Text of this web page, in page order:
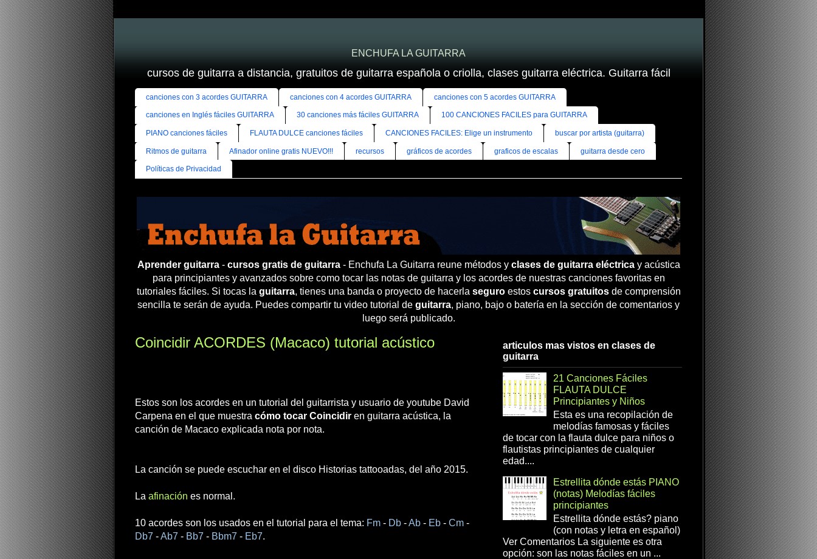
ENCHUFA LA GUITARRA
cursos de guitarra a distancia, gratuitos de guitarra española o criolla, clases guitarra eléctrica. Guitarra fácil
canciones con 3 acordes GUITARRA canciones con 4 acordes GUITARRA canciones con 5 acordes GUITARRA
canciones en Inglés fáciles GUITARRA 30 canciones más fáciles GUITARRA 100 CANCIONES FACILES para GUITARRA
PIANO canciones fáciles FLAUTA DULCE canciones fáciles CANCIONES FACILES: Elige un instrumento buscar por artista (guitarra)
Ritmos de guitarra Afinador online gratis NUEVO!!! recursos gráficos de acordes graficos de escalas guitarra desde cero
Políticas de Privacidad
Aprender guitarra- cursos gratis de guitarra- Enchufa La Guitarra reune métodos y clases de guitarra eléctricay acústica
para principiantes y avanzados sobre como tocar las notas de guitarra y los acordes de nuestras canciones favoritas en
tutoriales fáciles. Si tocas la guitarra, tienes una banda o proyecto de hacerla seguroestos cursos gratuitosde comprensión
sencilla te serán de ayuda. Puedes compartir tu video tutorial de guitarra, piano, bajo o batería en la sección de comentarios y
luego será publicado.
Coincidir ACORDES (Macaco) tutorial acústico
Estos son los acordes en un tutorial del guitarrista y usuario de youtube David
Carpena en el que muestra cómo tocar Coincidir en guitarra acústica, la
canción de Macaco explicada nota por nota.
La canción se puede escuchar en el disco Historias tattooadas, del año 2015.
La afinación es normal.
10 acordes son los usados en el tutorial para el tema: Fm - Db -Ab - Eb - Cm -
Db7 -Ab7 - Bb7 - Bbm7 - Eb7.
articulos mas vistos en clases de
guitarra
21 Canciones Fáciles
FLAUTA DULCE
Principiantes y Niños
Esta es una recopilación de
melodías famosas y fáciles
de tocar con la flauta dulce para niños o
flautistas principiantes de cualquier
edad....
Estrellita dónde estás PIANO
(notas) Melodías fáciles
principiantes
Estrellita dónde estás? piano
(con notas y letra en español)
Ver Comentarios La siguiente es otra
opción: son las notas fáciles en un ...